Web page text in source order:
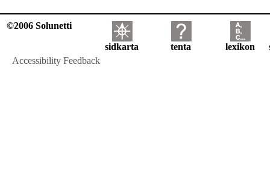
©2006 Solunetti
sidkarta tenta lexikon
Accessibility Feedback